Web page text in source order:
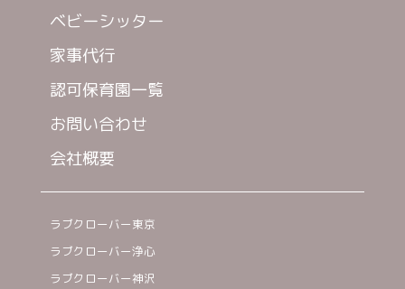
ベビーシッター
家事代行
認可保育園一覧
お問い合わせ
会社概要
ラブクローバー東京
ラブクローバー浄心
ラブクローバー神沢